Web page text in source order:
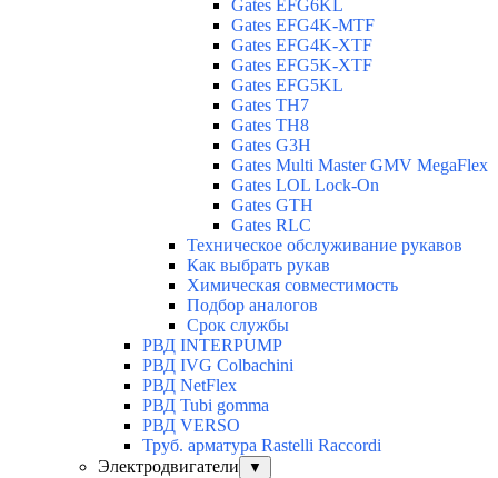
Gates EFG6KL
Gates EFG4K-MTF
Gates EFG4K-XTF
Gates EFG5K-XTF
Gates EFG5KL
Gates TH7
Gates TH8
Gates G3H
Gates Multi Master GMV MegaFlex
Gates LOL Lock-On
Gates GTH
Gates RLC
Техническое обслуживание рукавов
Как выбрать рукав
Химическая совместимость
Подбор аналогов
Срок службы
РВД INTERPUMP
РВД IVG Colbachini
РВД NetFlex
РВД Tubi gomma
РВД VERSO
Труб. арматура Rastelli Raccordi
Электродвигатели
▼